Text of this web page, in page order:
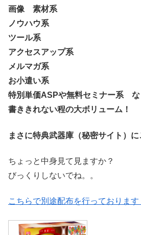
画像 素材系
ノウハウ系
ツール系
アクセスアップ系
メルマガ系
お小遣い系
特別単価ASPや無料セミナー系 な
書ききれない程の大ボリューム！
まさに特典武器庫（秘密サイト）に
ちょっと中身見て見ますか？
びっくりしないでね。。
こちらで別途配布を行っておりま